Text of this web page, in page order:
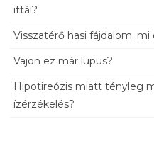
ittál?
Visszatérő hasi fájdalom:
Vajon ez már lupus?
Hipotireózis miatt tényleg
ízérzékelés?